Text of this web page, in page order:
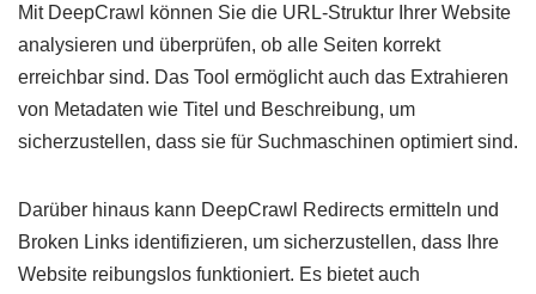
Mit DeepCrawl können Sie die URL-Struktur Ihrer Website
analysieren und überprüfen, ob alle Seiten korrekt
erreichbar sind. Das Tool ermöglicht auch das Extrahieren
von Metadaten wie Titel und Beschreibung, um
sicherzustellen, dass sie für Suchmaschinen optimiert sind.
Darüber hinaus kann DeepCrawl Redirects ermitteln und
Broken Links identifizieren, um sicherzustellen, dass Ihre
Website reibungslos funktioniert. Es bietet auch